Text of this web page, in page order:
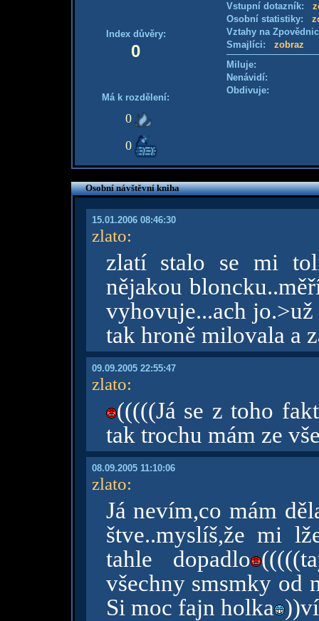
Index důvěry:
0
Má k rozdělení:
0
0
Vstupní dotazník:
Osobní statistiky:
Vztahy na
Smajlíci: zobraz
Miluje:
Nenávidí:
Obdivuje:
Osobní návštěvní kniha
15.01.2006 08:46:30
zlato:
zlatí stalo se mi
nějakou
vyhovuje...ach
tak hroně milovala a
09.09.2005 22:55:47
zlato:
(((((Já se z toho
tak trochu mám ze
08.09.2005 11:10:06
zlato:
Já nevím,co mám
štve..myslíš,že mi
tahle dopadlo
všechny smsmky od
Si moc fajn holka